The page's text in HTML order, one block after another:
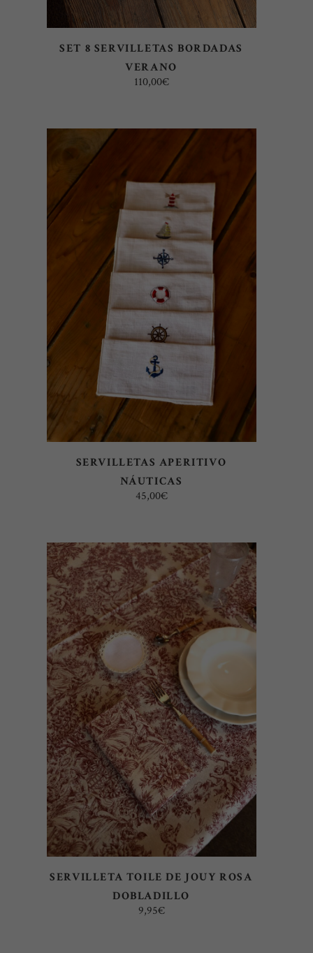
SET 8 SERVILLETAS BORDADAS
VERANO
110,00€
AÑADIR AL CARRITO
SERVILLETAS APERITIVO
NÁUTICAS
45,00€
AÑADIR AL CARRITO
SERVILLETA TOILE DE JOUY ROSA
DOBLADILLO
9,95€